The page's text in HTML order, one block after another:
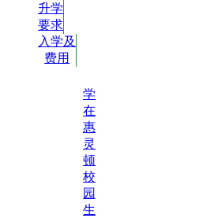
升学
要求
入学及
费用
学
在
惠
灵
顿
校
园
生